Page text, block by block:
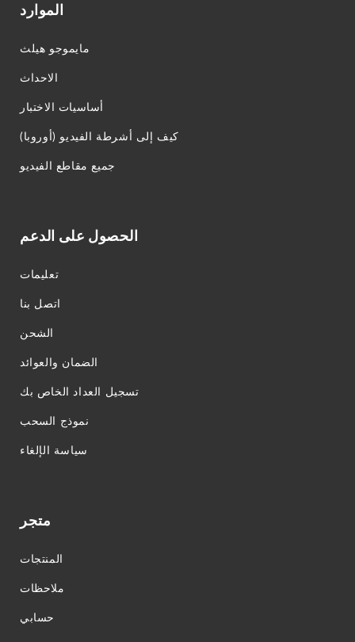
الموارد
مايموجو هيلث
الاحداث
أساسيات الاختبار
كيف إلى أشرطة الفيديو (أوروبا)
جميع مقاطع الفيديو
الحصول على الدعم
تعليمات
اتصل بنا
الشحن
الضمان والعوائد
تسجيل العداد الخاص بك
نموذج السحب
سياسة الإلغاء
متجر
المنتجات
ملاحظات
حسابي